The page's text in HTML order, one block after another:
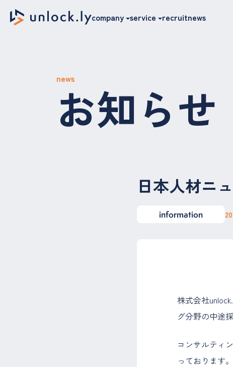
company service recruitnews
news
お知らせ
日本人材ニ
information
株式会社
グ分野の中途
コンサルティ
っております。